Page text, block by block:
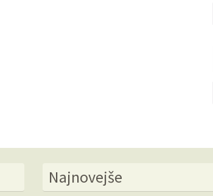
Najnovejše